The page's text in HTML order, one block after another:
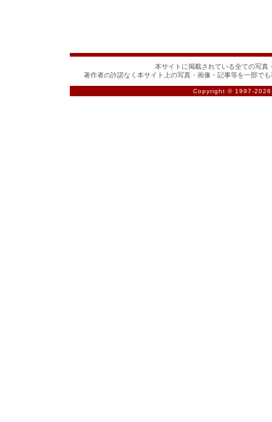
本サイトに掲載されている全ての写真
著作者の許諾なく本サイト上の写真・画像・記事等を一部で
Copyright © 1997-